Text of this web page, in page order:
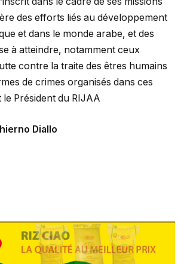
des efforts liés au développement
et dans le monde arabe, et des
à atteindre, notamment ceux
contre la traite des êtres humains
de crimes organisés dans ces
Président du RIJAA
Diallo